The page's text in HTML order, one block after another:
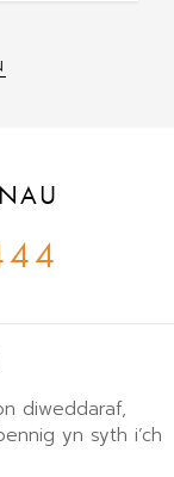
diweddaraf,
yn syth i’ch